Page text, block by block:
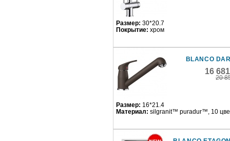
Размер: 30*20.7
Покрытие: хром
BLANCO
16
20
Размер: 16*21.4
Материал: silgranit™ puradur™, 10